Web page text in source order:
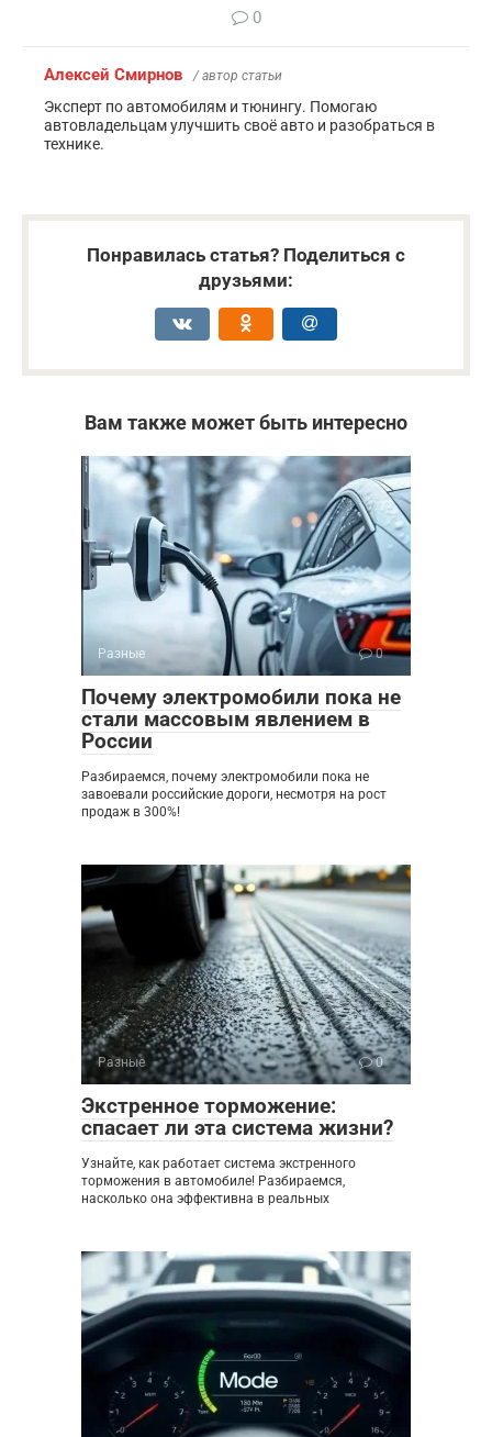
0
Алексей Смирнов / автор статьи
Эксперт по автомобилям и тюнингу. Помогаю
автовладельцам улучшить своё авто и разобраться в
технике.
Понравилась статья? Поделиться с
друзьями:
Вам также может быть интересно
Разные 0
Почему электромобили пока не
стали массовым явлением в
России
Разбираемся, почему электромобили пока не
завоевали российские дороги, несмотря на рост
продаж в 300%!
Разные 0
Экстренное торможение:
спасает ли эта система жизни?
Узнайте, как работает система экстренного
торможения в автомобиле! Разбираемся,
насколько она эффективна в реальных